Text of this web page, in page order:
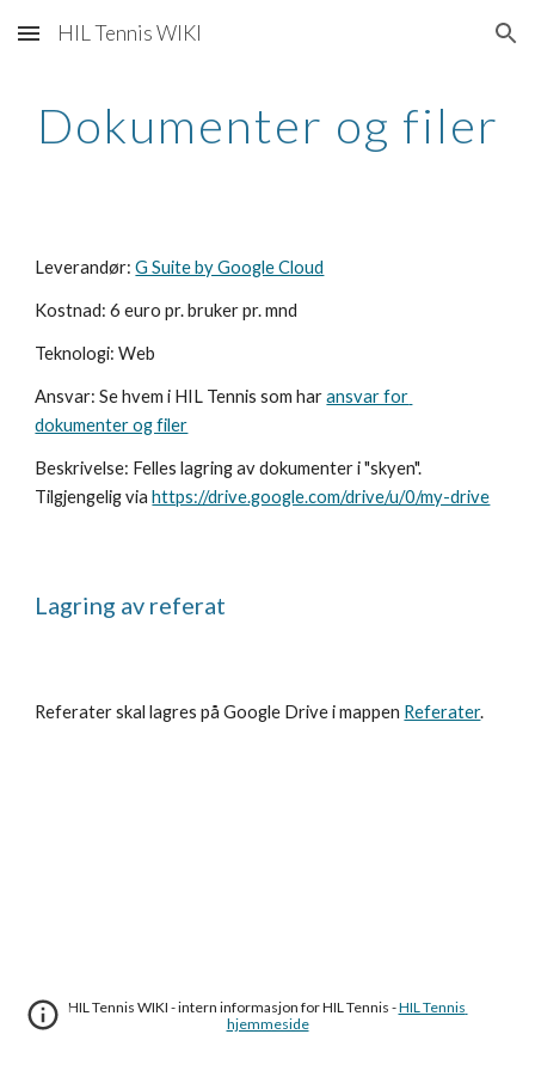
Skip to main content Skip to navigation
HIL Tennis WIKI
Dokumenter og filer
Leverandør: G Suite by Google Cloud
Kostnad: 6 euro pr. bruker pr. mnd
Teknologi: Web
Ansvar: Se hvem i HIL Tennis som har ansvar for
dokumenter og filer
Beskrivelse: Felles lagring av dokumenter i "skyen".
Tilgjengelig via https://drive.google.com/drive/u/0/my-drive
Lagring av referat
Referater skal lagres på Google Drive i mappen Referater.
HIL Tennis WIKI - intern informasjon for HIL Tennis - HIL Tennis
hjemmeside